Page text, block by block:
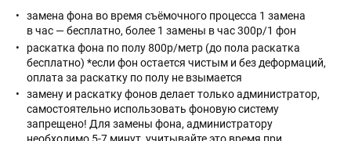
замена фона во время съёмочного процесса 1 замена
в час — бесплатно, более 1 замены в час 300р/1 фон
раскатка фона по полу 800р/метр (до пола раскатка
бесплатно) *если фон остается чистым и без деформаций,
оплата за раскатку по полу не взымается
замену и раскатку фонов делает только администратор,
самостоятельно использовать фоновую систему
запрещено! Для замены фона, администратору